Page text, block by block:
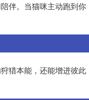
伴。当猫咪主动跑到你
猎本能，还能增进彼此